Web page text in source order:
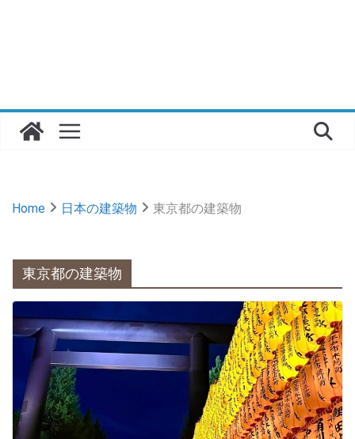
Home 日本の建築物 東京都の建築物
東京都の建築物